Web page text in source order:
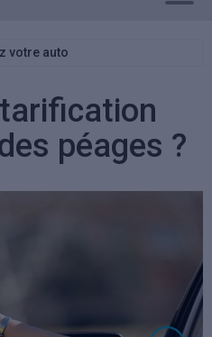
votre auto
péages ?